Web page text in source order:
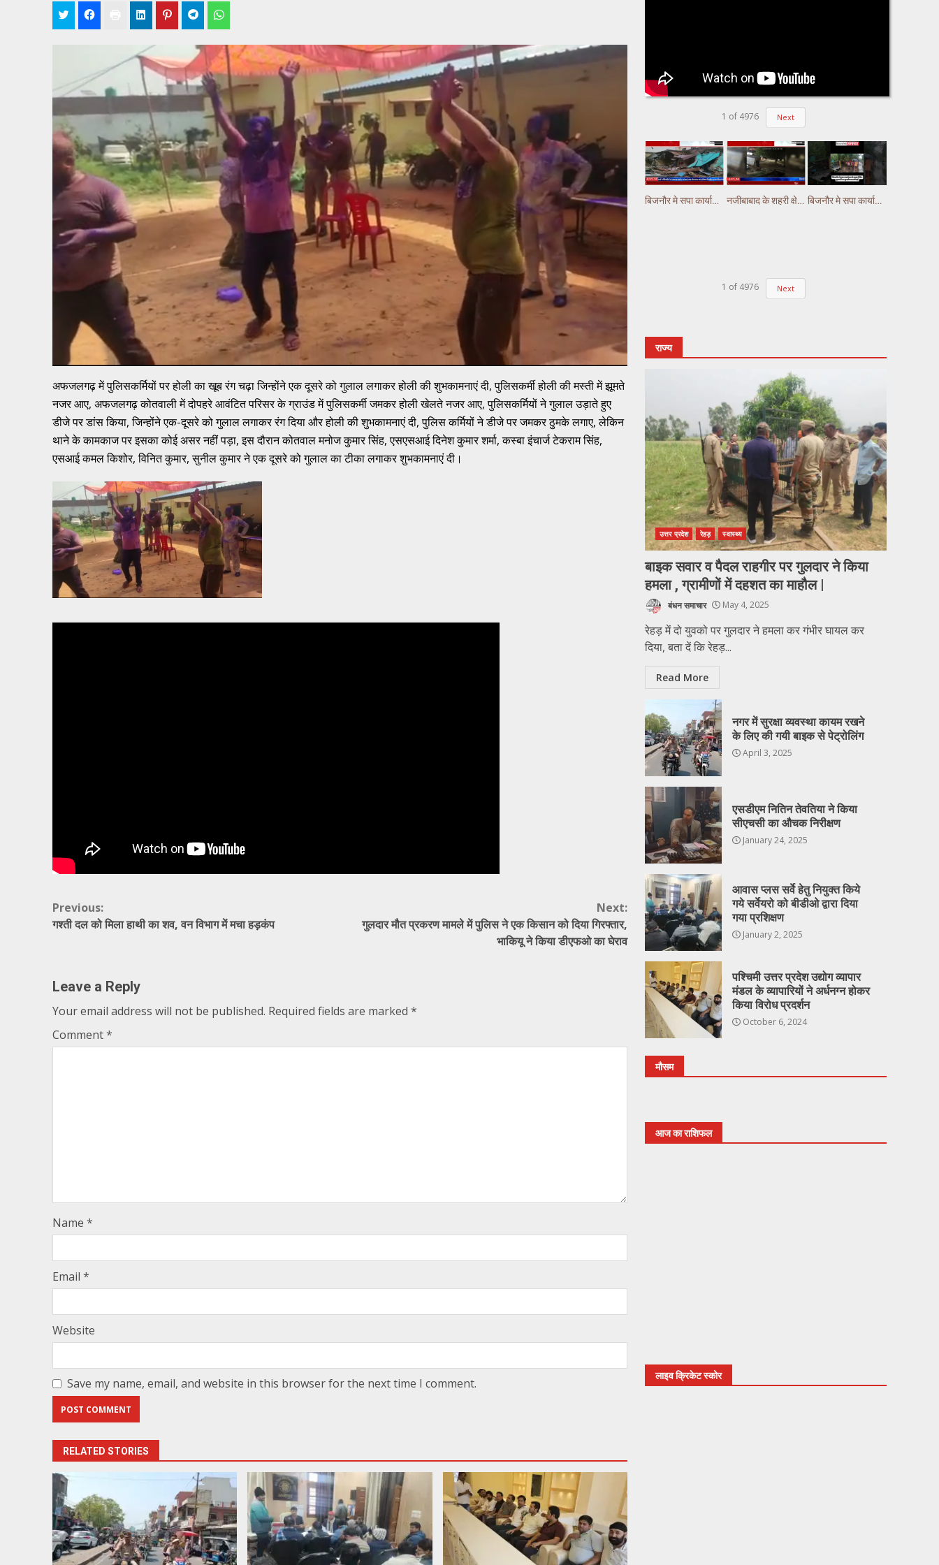
अफजलगढ़ में पुलिसकर्मियों पर होली का खूब रंग चढ़ा जिन्होंने एक दूसरे को गुलाल लगाकर होली की शुभकामनाएं दी, पुलिसकर्मी होली की मस्ती में झूमते
नजर आए, अफजलगढ़ कोतवाली में दोपहरे आवंटित परिसर के ग्राउंड में पुलिसकर्मी जमकर होली खेलते नजर आए, पुलिसकर्मियों ने गुलाल उड़ाते हुए
डीजे पर डांस किया, जिन्होंने एक-दूसरे को गुलाल लगाकर रंग दिया और होली की शुभकामनाएं दी, पुलिस कर्मियों ने डीजे पर जमकर ठुमके लगाए, लेकिन
थाने के कामकाज पर इसका कोई असर नहीं पड़ा, इस दौरान कोतवाल मनोज कुमार सिंह, एसएसआई दिनेश कुमार शर्मा, कस्बा इंचार्ज टेकराम सिंह,
एसआई कमल किशोर, विनित कुमार, सुनील कुमार ने एक दूसरे को गुलाल का टीका लगाकर शुभकामनाएं दी।
Continue
Previous:
गश्ती दल को मिला हाथी का शव, वन विभाग में मचा हड़कंप
Next:
गुलदार मौत प्रकरण मामले में पुलिस ने एक किसान को दिया गिरफ्तार,
भाकियू ने किया डीएफओ का घेराव
Leave a Reply
Your email address will not be published. Required fields are marked *
Comment*
Name *
Email *
Website
Save my name, email, and website in this browser for the next time I comment.
RELATED STORIES
1 of 4976 Next
बिजनौर मे सपा कार्यालय के बाहर स्थित दुकानों पर बुलडोजर कार्रवाई नजीबाबाद के शहरी क्षेत्र तक गुलदार के पहुंचने से दहशत, HMH हॉस्पिटल के CCTV में गुलदार कैद बिजनौर मे सपा कार्यालय के बाहर स्थित दुकानों पर बुलडोजर कार्रवाई #bijnornews
1 of 4976 Next
राज्य
उत्तर प्रदेश रेहड़ स्वास्थ्य
बाइक सवार व पैदल राहगीर पर गुलदार ने किया
हमला , ग्रामीणों में दहशत का माहौल |
बंधन समाचार May 4, 2025
रेहड़ में दो युवको पर गुलदार ने हमला कर गंभीर घायल कर
दिया, बता दें कि रेहड़...
Read More
नगर में सुरक्षा व्यवस्था कायम रखने
के लिए की गयी बाइक से पेट्रोलिंग
April 3, 2025
एसडीएम नितिन तेवतिया ने किया
सीएचसी का औचक निरीक्षण
January 24, 2025
आवास प्लस सर्वे हेतु नियुक्त किये
गये सर्वेयरो को बीडीओ द्वारा दिया
गया प्रशिक्षण
January 2, 2025
पश्चिमी उत्तर प्रदेश उद्योग व्यापार
मंडल के व्यापारियों ने अर्धनग्न होकर
किया विरोध प्रदर्शन
October 6, 2024
मौसम
आज का राशिफल
लाइव क्रिकेट स्कोर